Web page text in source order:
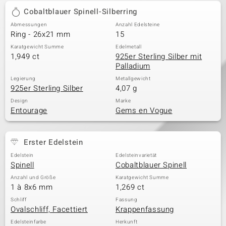
Cobaltblauer Spinell-Silberring
Abmessungen
Ring - 26x21 mm
Anzahl Edelsteine
15
Karatgewicht Summe
1,949 ct
Edelmetall
925er Sterling Silber mit
Palladium
Legierung
925er Sterling Silber
Metallgewicht
4,07 g
Design
Entourage
Marke
Gems en Vogue
Erster Edelstein
Edelstein
Spinell
Edelsteinvarietät
Cobaltblauer Spinell
Anzahl und Größe
1 à 8x6 mm
Karatgewicht Summe
1,269 ct
Schliff
Ovalschliff, Facettiert
Fassung
Krappenfassung
Edelsteinfarbe Herkunft